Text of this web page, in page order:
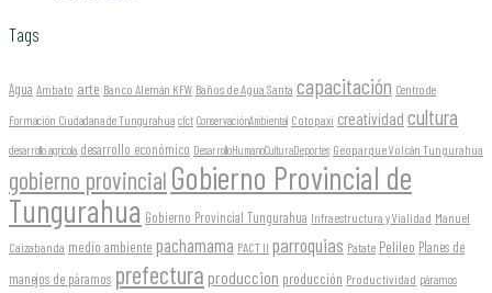
Tags
Agua Ambato arte Banco Alemán KFW Baños de Agua Santa capacitación Centro de
Formación Ciudadana de Tungurahua cfct ConservaciónAmbiental Cotopaxi creatividad cultura
desarrollo agrícola desarrollo económico DesarrolloHumanoCulturaDeportes Geoparque Volcán Tungurahua
gobierno provincial Gobierno Provincial de
Tungurahua Gobierno Provincial Tungurahua Infraestructura y Vialidad Manuel
Caizabanda medio ambiente pachamama PACT II parroquias Patate Pelileo Planes de
manejos de páramos prefectura produccion producción Productividad páramos